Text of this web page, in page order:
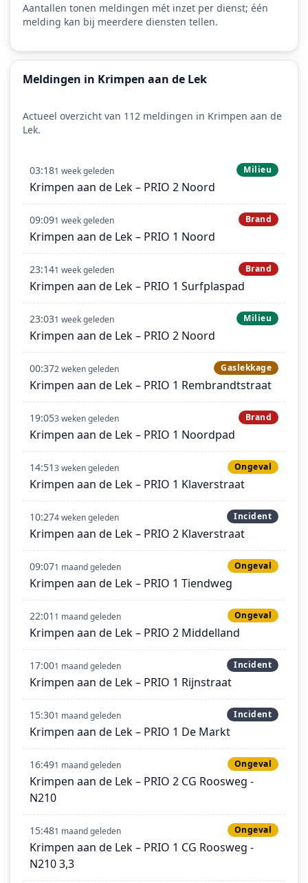
Aantallen tonen meldingen mét inzet per dienst; één
melding kan bij meerdere diensten tellen.
Meldingen in Krimpen aan de Lek
Actueel overzicht van 112 meldingen in Krimpen aan de
Lek.
03:181 week geleden Milieu
Krimpen aan de Lek – PRIO 2 Noord
09:091 week geleden Brand
Krimpen aan de Lek – PRIO 1 Noord
23:141 week geleden Brand
Krimpen aan de Lek – PRIO 1 Surfplaspad
23:031 week geleden Milieu
Krimpen aan de Lek – PRIO 2 Noord
00:372 weken geleden Gaslekkage
Krimpen aan de Lek – PRIO 1 Rembrandtstraat
19:053 weken geleden Brand
Krimpen aan de Lek – PRIO 1 Noordpad
14:513 weken geleden Ongeval
Krimpen aan de Lek – PRIO 1 Klaverstraat
10:274 weken geleden Incident
Krimpen aan de Lek – PRIO 2 Klaverstraat
09:071 maand geleden Ongeval
Krimpen aan de Lek – PRIO 1 Tiendweg
22:01 1 maand geleden Ongeval
Krimpen aan de Lek – PRIO 2 Middelland
17:001 maand geleden Incident
Krimpen aan de Lek – PRIO 1 Rijnstraat
15:301 maand geleden Incident
Krimpen aan de Lek – PRIO 1 De Markt
16:491 maand geleden Ongeval
Krimpen aan de Lek – PRIO 2 CG Roosweg -
N210
15:481 maand geleden Ongeval
Krimpen aan de Lek – PRIO 1 CG Roosweg -
N210 3,3